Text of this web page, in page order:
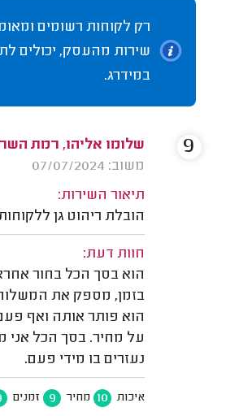
רק לקוחות רשומים
שירות מהעסק, יכולים
במידרג.
שלומו אליהו, רמת
משוב: 07/07/2024
תיאור השירות:
הובלת ריהוט גן
חוות דעת:
הוא בסך הכל בחור
בזמן, מספק את
הוא פותר אותה ואף
על מחיר. בסך הכל אני
נעזרים בו מידי פעם.
איכות 10 מחיר 9 זמנים
9